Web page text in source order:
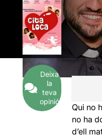
Deixa
la
teva
opinió
Qui no
no ha
d’ell